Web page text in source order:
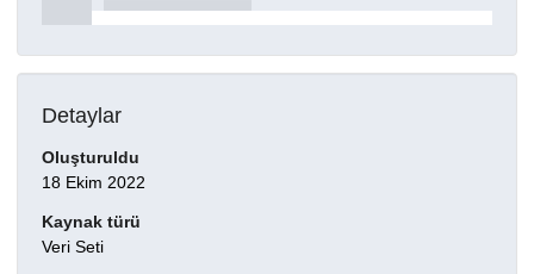
Detaylar
Oluşturuldu
18 Ekim 2022
Kaynak türü
Veri Seti